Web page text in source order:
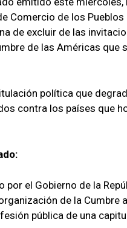
Comercio de los Pueblos
de excluir de las
de las Américas que
política que
contra los países que
el Gobierno de la
de la Cumbre
pública de una